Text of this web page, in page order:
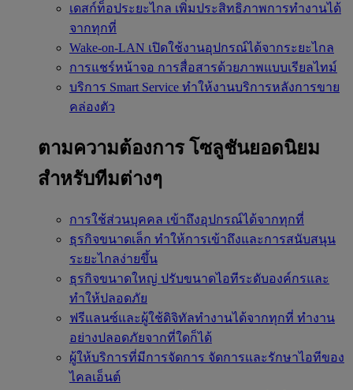
เดสก์ท็อประยะไกล เพิ่มประสิทธิภาพการทำงานได้
จากทุกที่
Wake-on-LAN เปิดใช้งานอุปกรณ์ได้จากระยะไกล
การแชร์หน้าจอ การสื่อสารด้วยภาพแบบเรียลไทม์
บริการ Smart Service ทำให้งานบริการหลังการขาย
คล่องตัว
ตามความต้องการ โซลูชันยอดนิยม
สำหรับทีมต่างๆ
การใช้ส่วนบุคคล เข้าถึงอุปกรณ์ได้จากทุกที่
ธุรกิจขนาดเล็ก ทำให้การเข้าถึงและการสนับสนุน
ระยะไกลง่ายขึ้น
ธุรกิจขนาดใหญ่ ปรับขนาดไอทีระดับองค์กรและ
ทำให้ปลอดภัย
ฟรีแลนซ์และผู้ใช้ดิจิทัลทำงานได้จากทุกที่ ทำงาน
อย่างปลอดภัยจากที่ใดก็ได้
ผู้ให้บริการที่มีการจัดการ จัดการและรักษาไอทีของ
ไคลเอ็นต์